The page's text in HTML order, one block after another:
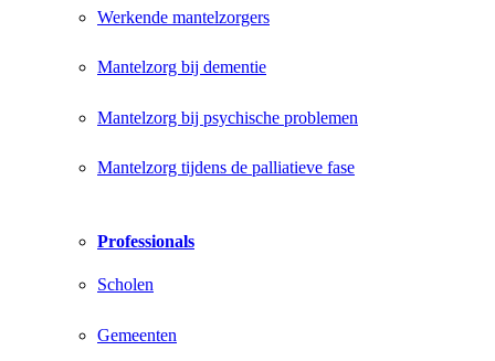
Werkende mantelzorgers
Mantelzorg bij dementie
Mantelzorg bij psychische problemen
Mantelzorg tijdens de palliatieve fase
Professionals
Scholen
Gemeenten